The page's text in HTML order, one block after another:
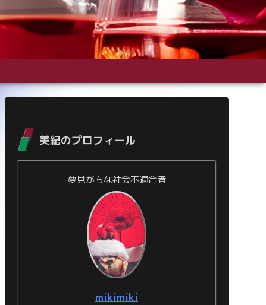
美紀のプロフィール
夢見がちな社会不適合者
mikimiki